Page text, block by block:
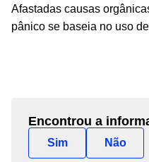
Afastadas causas
pânico se baseia no uso
Encontrou a
Sim Não